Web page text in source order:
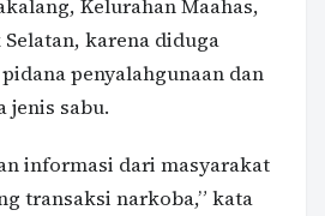
Kelurahan Maahas,
karena diduga
penyalahgunaan dan
jenis sabu.
informasi dari masyarakat
transaksi narkoba,” kata